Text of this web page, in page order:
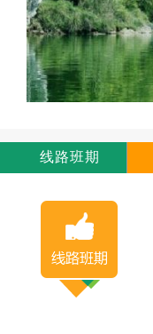
线路班期